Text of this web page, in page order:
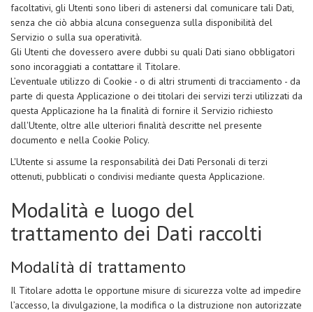
facoltativi, gli Utenti sono liberi di astenersi dal comunicare tali Dati,
senza che ciò abbia alcuna conseguenza sulla disponibilità del
Servizio o sulla sua operatività.
Gli Utenti che dovessero avere dubbi su quali Dati siano obbligatori
sono incoraggiati a contattare il Titolare.
L’eventuale utilizzo di Cookie - o di altri strumenti di tracciamento - da
parte di questa Applicazione o dei titolari dei servizi terzi utilizzati da
questa Applicazione ha la finalità di fornire il Servizio richiesto
dall'Utente, oltre alle ulteriori finalità descritte nel presente
documento e nella Cookie Policy.
L'Utente si assume la responsabilità dei Dati Personali di terzi
ottenuti, pubblicati o condivisi mediante questa Applicazione.
Modalità e luogo del
trattamento dei Dati raccolti
Modalità di trattamento
Il Titolare adotta le opportune misure di sicurezza volte ad impedire
l’accesso, la divulgazione, la modifica o la distruzione non autorizzate